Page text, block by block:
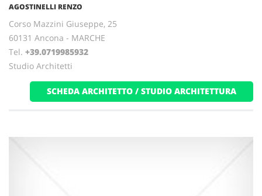
AGOSTINELLI RENZO
Corso Mazzini Giuseppe, 25
60131 Ancona - MARCHE
Tel. +39.0719985932
Studio Architetti
SCHEDA ARCHITETTO / STUDIO ARCHITETTURA